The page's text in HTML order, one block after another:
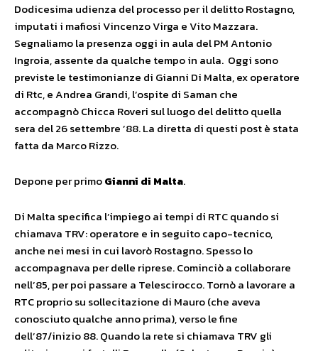
Dodicesima udienza del processo per il delitto Rostagno,
imputati i mafiosi Vincenzo Virga e Vito Mazzara.
Segnaliamo la presenza oggi in aula del PM Antonio
Ingroia, assente da qualche tempo in aula. Oggi sono
previste le testimonianze di Gianni Di Malta, ex operatore
di Rtc, e Andrea Grandi, l’ospite di Saman che
accompagnò Chicca Roveri sul luogo del delitto quella
sera del 26 settembre ’88. La diretta di questi post è stata
fatta da Marco Rizzo.
Depone per primoGianni di Malta.
Di Malta specifica l’impiego ai tempi di RTC quando si
chiamava TRV: operatore e in seguito capo-tecnico,
anche nei mesi in cui lavorò Rostagno. Spesso lo
accompagnava per delle riprese. Cominciò a collaborare
nell’85, per poi passare a Telescirocco. Tornò a lavorare a
RTC proprio su sollecitazione di Mauro (che aveva
conosciuto qualche anno prima), verso le fine
dell’87/inizio 88. Quando la rete si chiamava TRV gli